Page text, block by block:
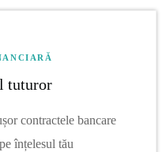
tuturor
contractele bancare
înțelesul tău